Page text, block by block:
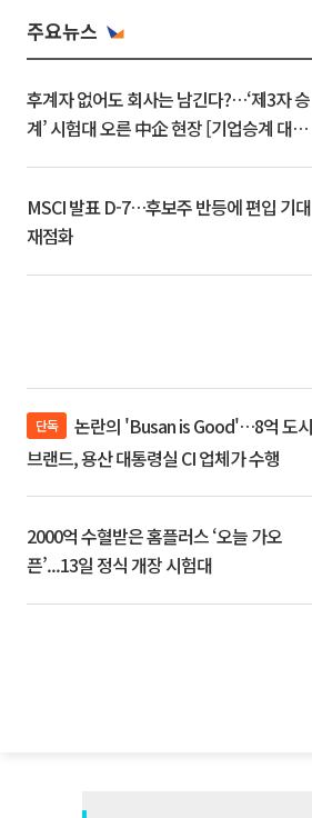
주요뉴스
후계자 없어도 회사는 남긴다?…‘제3자 승
계’ 시험대 오른 中企 현장 [기업승계 대전
MSCI 발표 D-7…후보주 반등에 편입 기대
재점화
단독
브랜드, 용산 대통령실 CI 업체가 수행
2000억 수혈받은 홈플러스 ‘오늘 가오
픈’...13일 정식 개장 시험대